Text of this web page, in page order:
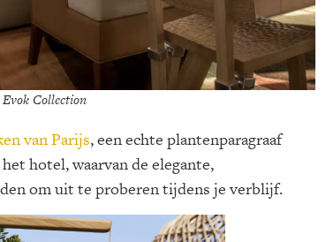
Collection
van Parijs, een echte plantenparagraaf
hotel, waarvan de elegante,
om uit te proberen tijdens je verblijf.